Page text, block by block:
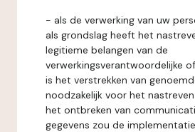
- als de verwerking van uw
als grondslag heeft het
legitieme belangen van de
verwerkingsverantwoordelijke
is het verstrekken van
noodzakelijk voor het
het ontbreken van
gegevens zou de